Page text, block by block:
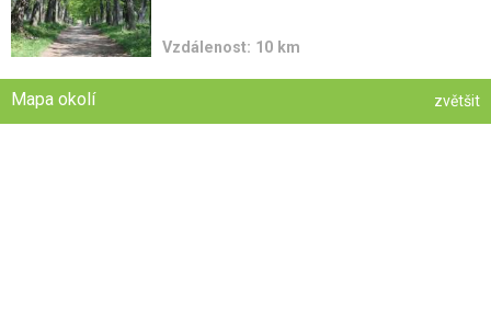
Vzdálenost: 10 km
Mapa okolí zvětšit